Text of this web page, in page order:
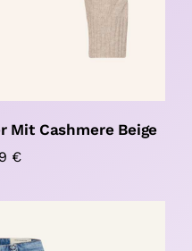
Mit Cashmere Beige
€